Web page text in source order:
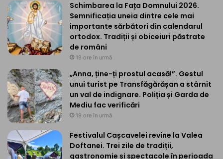
Schimbarea la Fața Domnului 2026.
Semnificația uneia dintre cele mai
importante sărbători din calendarul
ortodox. Tradiții și obiceiuri păstrate
de români
19 ore în urmă
„Anna, ține-ți prostul acasă!”. Gestul
unui turist pe Transfăgărășan a stârnit
un val de indignare. Poliția și Garda de
Mediu fac verificări
19 ore în urmă
Festivalul Cașcavelei revine la Valea
Doftanei. Trei zile de tradiții,
gastronomie și spectacole în perioada